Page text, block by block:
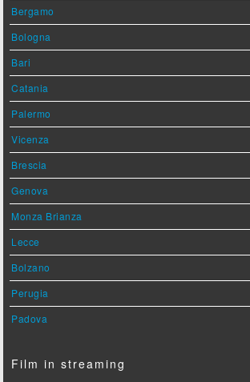
Bergamo
Bologna
Bari
Catania
Palermo
Vicenza
Brescia
Genova
Monza Brianza
Lecce
Bolzano
Perugia
Padova
Film in streaming